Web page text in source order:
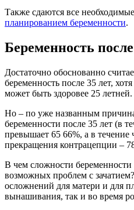
Также сдаются все необходимые
планированием беременности.
Беременность
Достаточно обоснованно
беременность после 35 лет,
может быть здоровее 25 летней.
Но – по уже названным
беременности после 35 лет (в
превышает 65 66%, а в течение
прекращения контрацепции –
В чем сложности беременности
возможных проблем с
осложнений для матери и для
вынашивания, так и во время